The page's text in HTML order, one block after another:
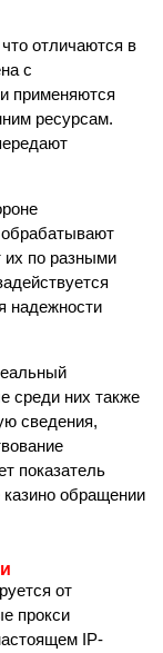
отличаются в
с
применяются
ресурсам.
обрабатывают
их по разными
надежности
среди них также
сведения,
показатель
обращении
от
прокси
IP-